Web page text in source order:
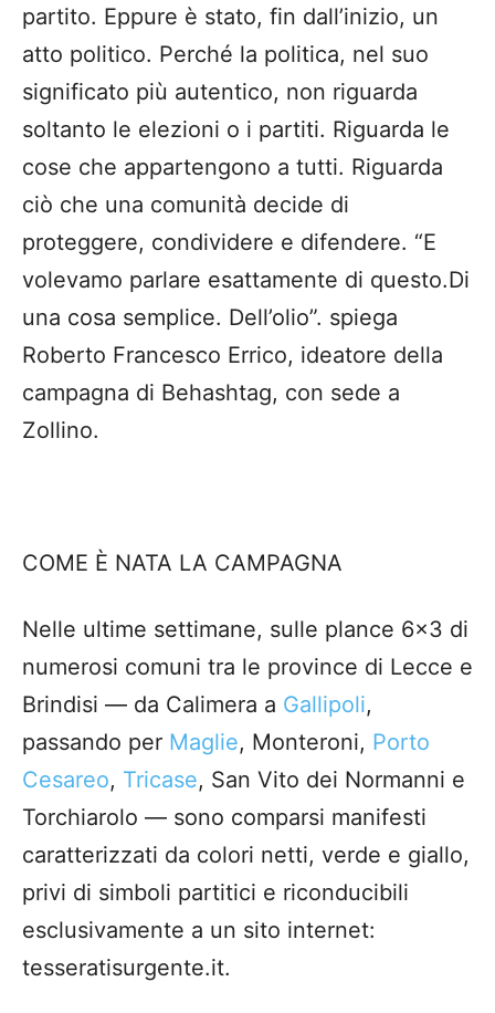
partito. Eppure è stato, fin dall’inizio, un
atto politico. Perché la politica, nel suo
significato più autentico, non riguarda
soltanto le elezioni o i partiti. Riguarda le
cose che appartengono a tutti. Riguarda
ciò che una comunità decide di
proteggere, condividere e difendere. “E
volevamo parlare esattamente di questo.Di
una cosa semplice. Dell’olio”. spiega
Roberto Francesco Errico, ideatore della
campagna di Behashtag, con sede a
Zollino.
COME È NATA LA CAMPAGNA
Nelle ultime settimane, sulle plance 6×3 di
numerosi comuni tra le province di Lecce e
Brindisi — da Calimera a Gallipoli,
passando per Maglie, Monteroni, Porto
Cesareo, Tricase, San Vito dei Normanni e
Torchiarolo — sono comparsi manifesti
caratterizzati da colori netti, verde e giallo,
privi di simboli partitici e riconducibili
esclusivamente a un sito internet:
tesseratisurgente.it.